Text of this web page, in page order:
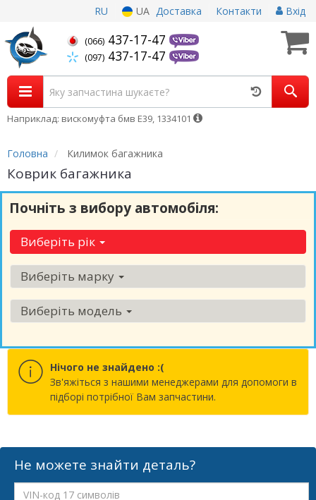
RU UA Доставка Контакти Вхід
(066) 437-17-47
(097) 437-17-47
Наприклад: вискомуфта бмв Е39, 1334101
Головна Килимок багажника
Коврик багажника
Почніть з вибору автомобіля:
Виберіть рік
Виберіть марку
Виберіть модель
Нічого не знайдено :(
Зв'яжіться з нашими менеджерами для допомоги в
підборі потрібної Вам запчастини.
Не можете знайти деталь?